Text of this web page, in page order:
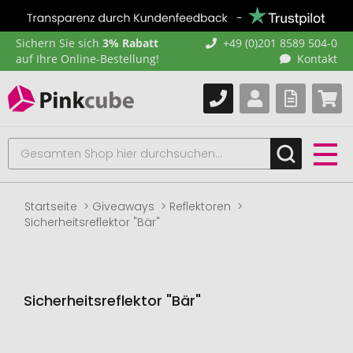
Sichern Sie sich 3% Rabatt
auf Ihre Online-Bestellung!
+49 (0)201 8589 504-0
Kontakt
Startseite Giveaways
Reflektoren
Sicherheitsreflektor "Bär"
Sicherheitsreflektor "Bär"